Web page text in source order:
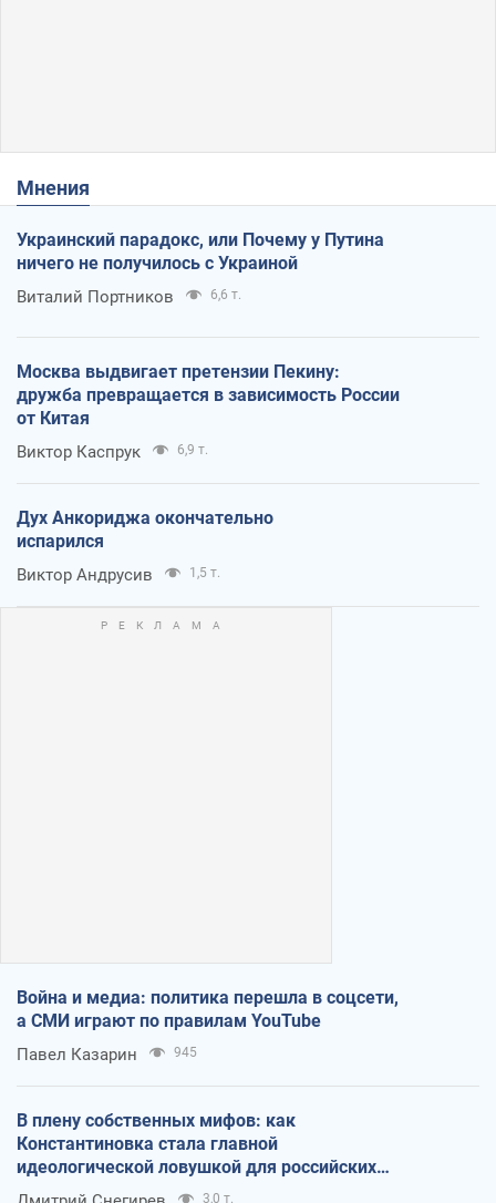
Мнения
Украинский парадокс, или Почему у Путина
ничего не получилось с Украиной
Виталий Портников 6,6 т.
Москва выдвигает претензии Пекину:
дружба превращается в зависимость России
от Китая
Виктор Каспрук 6,9 т.
Дух Анкориджа окончательно
испарился
Виктор Андрусив 1,5 т.
Война и медиа: политика перешла в соцсети,
а СМИ играют по правилам YouTube
Павел Казарин 945
В плену собственных мифов: как
Константиновка стала главной
идеологической ловушкой для российских
оккупантов
3,0 т.